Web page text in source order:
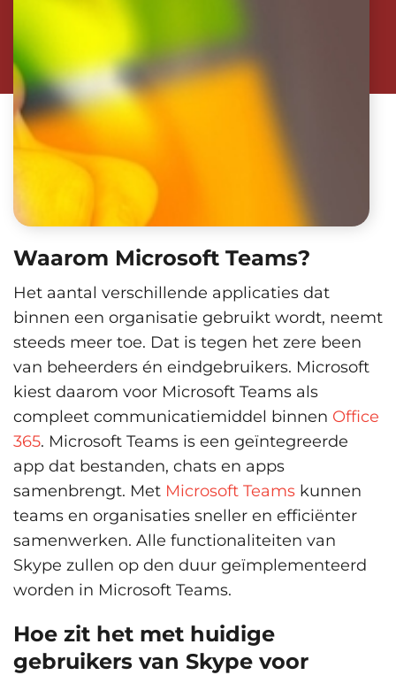
Waarom Microsoft Teams?
Het aantal verschillende applicaties dat
binnen een organisatie gebruikt wordt, neemt
steeds meer toe. Dat is tegen het zere been
van beheerders én eindgebruikers. Microsoft
kiest daarom voor Microsoft Teams als
compleet communicatiemiddel binnen Office
365. Microsoft Teams is een geïntegreerde
app dat bestanden, chats en apps
samenbrengt. Met Microsoft Teams kunnen
teams en organisaties sneller en efficiënter
samenwerken. Alle functionaliteiten van
Skype zullen op den duur geïmplementeerd
worden in Microsoft Teams.
Hoe zit het met huidige
gebruikers van Skype voor